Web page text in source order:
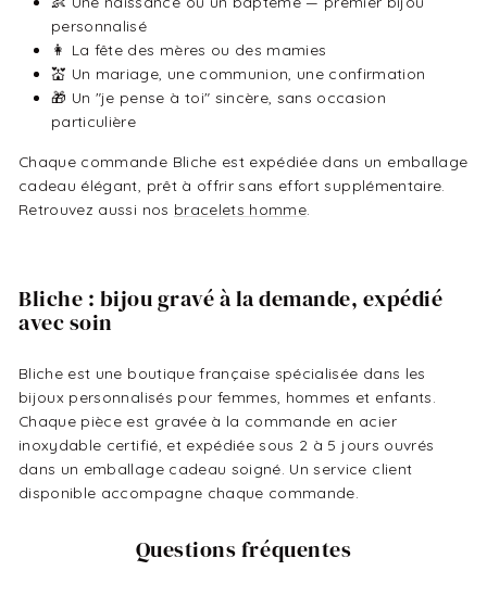
personnalisé
👩 La fête des mères ou des mamies
💒 Un mariage, une communion, une confirmation
🎁 Un "je pense à toi" sincère, sans occasion
particulière
Chaque commande Bliche est expédiée dans un emballage
cadeau élégant, prêt à offrir sans effort supplémentaire.
Retrouvez aussi nos bracelets homme
Bliche : bijou gravé à la demande, expédié
avec soin
Bliche est une boutique française spécialisée dans les
bijoux personnalisés pour femmes, hommes et enfants.
Chaque pièce est gravée à la commande en acier
inoxydable certifié, et expédiée sous 2 à 5 jours ouvrés
dans un emballage cadeau soigné. Un service client
disponible accompagne chaque commande.
Questions fréquentes